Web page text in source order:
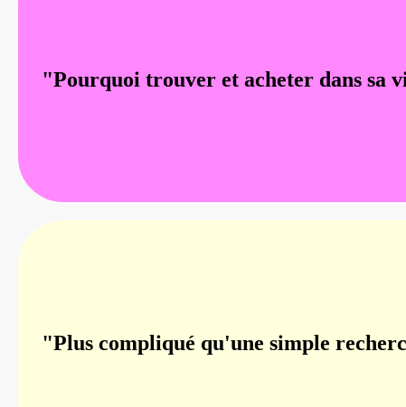
"Pourquoi trouver et acheter dans sa
"Plus compliqué qu'une simple